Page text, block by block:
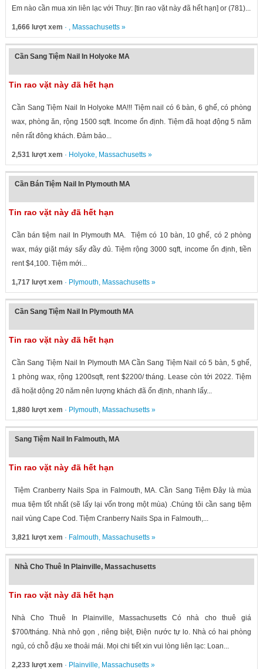
Em nào cần mua xin liên lạc với Thuy: [tin rao vặt này đã hết hạn] or (781)...
1,666 lượt xem · , Massachusetts»
Cần Sang Tiệm Nail In Holyoke MA
Tin rao vặt này đã hết hạn
Cần Sang Tiệm Nail In Holyoke MA!!! Tiệm nail có 6 bàn, 6 ghế, có phòng
wax, phòng ăn, rộng 1500 sqft. Income ổn định. Tiệm đã hoạt động 5 năm
nên rất đông khách. Đảm bảo...
2,531 lượt xem · Holyoke, Massachusetts»
Cần Bán Tiệm Nail In Plymouth MA
Tin rao vặt này đã hết hạn
Cần bán tiệm nail In Plymouth MA. Tiệm có 10 bàn, 10 ghế, có 2 phòng
wax, máy giặt máy sấy đầy đủ. Tiệm rộng 3000 sqft, income ổn định, tiền
rent $4,100. Tiệm mới...
1,717 lượt xem · Plymouth, Massachusetts»
Cần Sang Tiệm Nail In Plymouth MA
Tin rao vặt này đã hết hạn
Cần Sang Tiệm Nail In Plymouth MA Cần Sang Tiệm Nail có 5 bàn, 5 ghế,
1 phòng wax, rộng 1200sqft, rent $2200/ tháng. Lease còn tới 2022. Tiệm
đã hoặt dộng 20 năm nên lượng khách đã ổn định, nhanh lấy...
1,880 lượt xem · Plymouth, Massachusetts»
Sang Tiệm Nail In Falmouth, MA
Tin rao vặt này đã hết hạn
Tiệm Cranberry Nails Spa in Falmouth, MA. Cần Sang Tiệm Đây là mùa
mua tiệm tốt nhất (sẽ lấy lại vốn trong một mùa) .Chúng tôi cần sang tiệm
nail vùng Cape Cod. Tiệm Cranberry Nails Spa in Falmouth,...
3,821 lượt xem · Falmouth, Massachusetts»
Nhà Cho Thuê In Plainville, Massachusetts
Tin rao vặt này đã hết hạn
Nhà Cho Thuê In Plainville, Massachusetts Có nhà cho thuê giá
$700/tháng. Nhà nhỏ gọn , riêng biệt, Điện nước tự lo. Nhà có hai phòng
ngủ, có chỗ đậu xe thoải mái. Mọi chi tiết xin vui lòng liên lạc: Loan...
2,233 lượt xem · Plainville, Massachusetts»